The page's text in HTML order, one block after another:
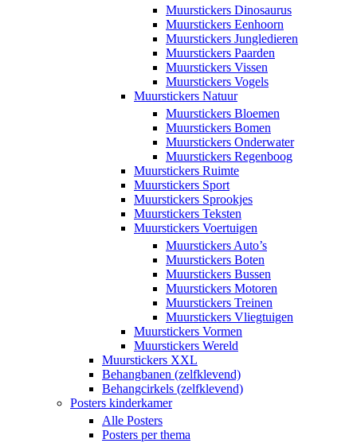
Muurstickers Dinosaurus
Muurstickers Eenhoorn
Muurstickers Jungledieren
Muurstickers Paarden
Muurstickers Vissen
Muurstickers Vogels
Muurstickers Natuur
Muurstickers Bloemen
Muurstickers Bomen
Muurstickers Onderwater
Muurstickers Regenboog
Muurstickers Ruimte
Muurstickers Sport
Muurstickers Sprookjes
Muurstickers Teksten
Muurstickers Voertuigen
Muurstickers Auto’s
Muurstickers Boten
Muurstickers Bussen
Muurstickers Motoren
Muurstickers Treinen
Muurstickers Vliegtuigen
Muurstickers Vormen
Muurstickers Wereld
Muurstickers XXL
Behangbanen (zelfklevend)
Behangcirkels (zelfklevend)
Posters kinderkamer
Alle Posters
Posters per thema